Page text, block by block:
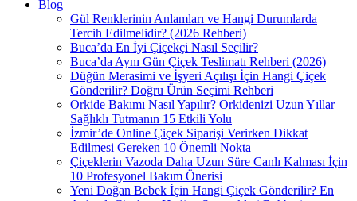
Blog
Gül Renklerinin Anlamları ve Hangi Durumlarda
Tercih Edilmelidir? (2026 Rehberi)
Buca’da En İyi Çiçekçi Nasıl Seçilir?
Buca’da Aynı Gün Çiçek Teslimatı Rehberi (2026)
Düğün Merasimi ve İşyeri Açılışı İçin Hangi Çiçek
Gönderilir? Doğru Ürün Seçimi Rehberi
Orkide Bakımı Nasıl Yapılır? Orkidenizi Uzun Yıllar
Sağlıklı Tutmanın 15 Etkili Yolu
İzmir’de Online Çiçek Siparişi Verirken Dikkat
Edilmesi Gereken 10 Önemli Nokta
Çiçeklerin Vazoda Daha Uzun Süre Canlı Kalması İçin
10 Profesyonel Bakım Önerisi
Yeni Doğan Bebek İçin Hangi Çiçek Gönderilir? En